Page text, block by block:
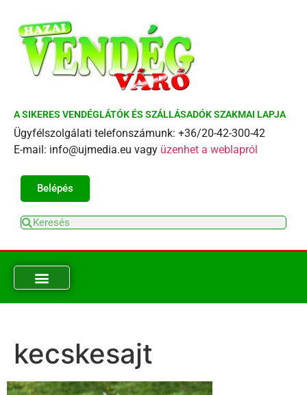
A SIKERES VENDÉGLÁTÓK ÉS SZÁLLÁSADÓK SZAKMAI LAPJA
Ügyfélszolgálati telefonszámunk: +36/20-42-300-42
E-mail: info@ujmedia.eu vagy üzenhet a weblapról
Belépés
kecskesajt